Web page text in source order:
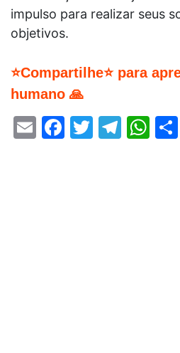
impulso para realizar seus
objetivos.
⭐Compartilhe⭐ para
humano 🙏
EmailFacebook
Twitter